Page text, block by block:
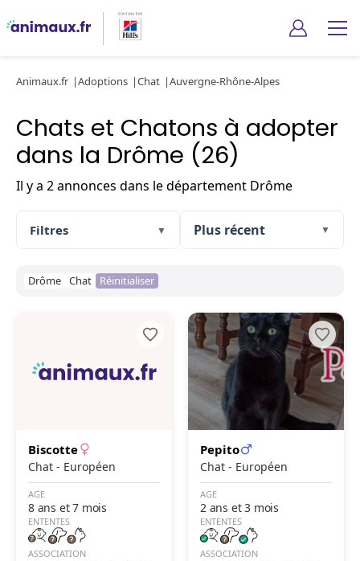
Animaux.fr Adoptions Chat Auvergne-Rhône-Alpes
Chats et Chatons à adopter
dans la Drôme (26)
Il y a 2 annonces dans le département Drôme
Filtres ▼ ▼
Drôme Chat Réinitialiser
Biscotte
Chat - Européen
AGE
8 ans et 7 mois
ENTENTES
ASSOCIATION
Pepito
Chat - Européen
AGE
2 ans et 3 mois
ENTENTES
ASSOCIATION